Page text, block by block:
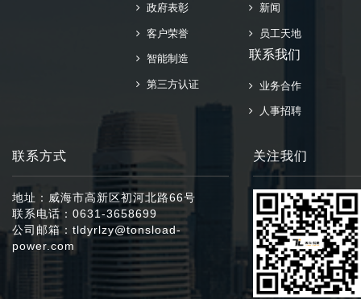
政府表彰
客户荣誉
智能制造
第三方认证
新闻
员工天地
联系我们
业务合作
人事招聘
联系方式
地址：威海市高新区初河北路66号
联系电话：0631-3658699
公司邮箱：tldyrlzy@tonsload-
power.com
关注我们